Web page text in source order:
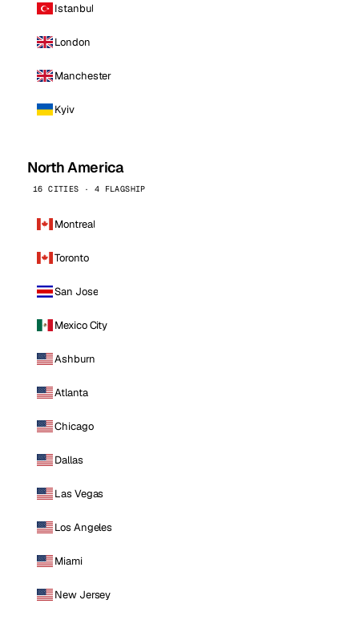
Istanbul
London
Manchester
Kyiv
North America
16 CITIES · 4 FLAGSHIP
Montreal
Toronto
San Jose
Mexico City
Ashburn
Atlanta
Chicago
Dallas
Las Vegas
Los Angeles
Miami
New Jersey